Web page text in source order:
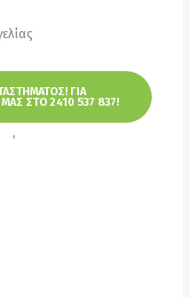
ΓΙΑ
ΣΤΟ 2410 537 837!
,